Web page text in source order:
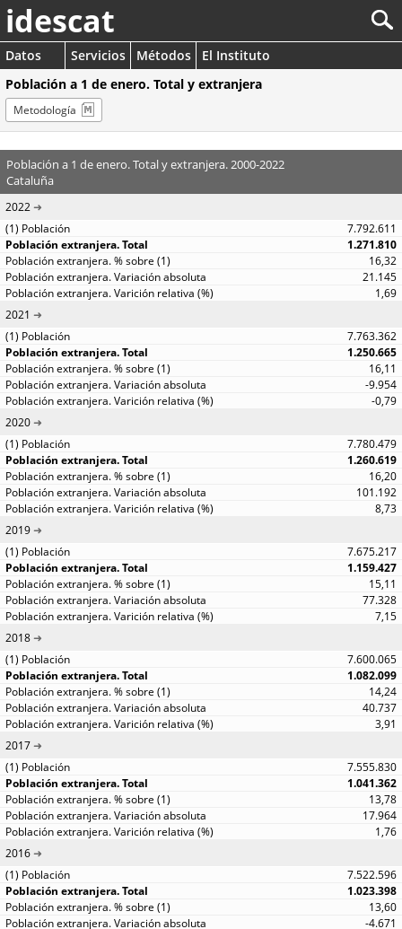
idescat
Datos Servicios Métodos
El Instituto
Población a 1 de enero. Total y extranjera
Metodología
Población a 1 de enero. Total y extranjera. 2000-2022
Cataluña
2022
7.792.611
1.271.810
16,32
21.145
1,69
2021
7.763.362
1.250.665
16,11
-9.954
-0,79
2020
7.780.479
1.260.619
16,20
101.192
8,73
2019
7.675.217
1.159.427
15,11
77.328
7,15
2018
7.600.065
1.082.099
14,24
40.737
3,91
2017
7.555.830
1.041.362
13,78
17.964
1,76
2016
7.522.596
1.023.398
13,60
-4.671